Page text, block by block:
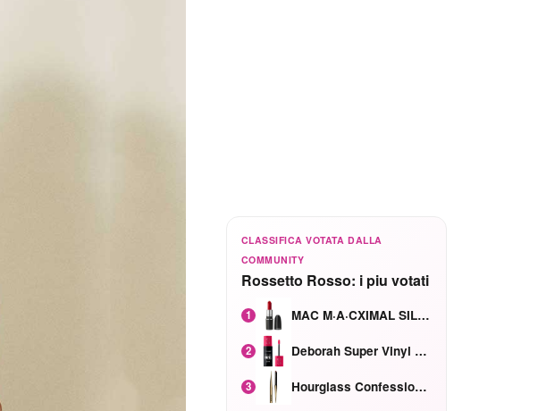
CLASSIFICA VOTATA DALLA
COMMUNITY
Rossetto Rosso: i piu votati
1 MAC M·A·CXIMAL SILKY MATTE Red Rock mat
2 Deborah Super Vinyl Shake Rosa Ciliegia
3 Hourglass Confession Ricaricabile Ultra Preciso Ad Alta Intensità Secretly Classic Red